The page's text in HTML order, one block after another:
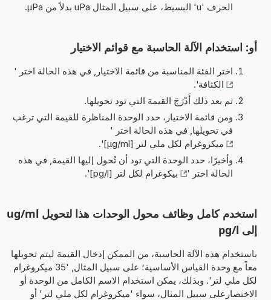
الحرف 'u' البسيط، على سبيل المثال uPa بدلاً من µPa.
أو: استخدام الآلة الحاسبة مع قوائم الاختيار
اختر الفئة المناسبة من قائمة الاختيار, في هذه الحالة اختر '
الكثافة'.
ثم بعد ذلك أَدْرَجَ القيمة التي تود تحويلها.
ومن قائمة الاختيار، حدد الوحدة المناظرة للقيمة التي ترغب
في تحويلها, في هذه الحالة اختر '
ميكروغرام لكل ملي لتر [µg/ml]
'.
وأخيرًا، حدد الوحدة التي تود أن تُحول إليها القيمة, في هذه
الحالة اختر '
بيكوغرام لكل لتر [pg/l] '.
استخدم كامل وظائف محول الوحدات هذا لتحويل ug/ml
إلى pg/l
باستخدام هذه الآلة الحاسبة، من الممكن إدخال القيمة ليتم تحويلها
معاً مع وحدة القياس الأساسية؛ على سبيل المثال, '35 ميكروغرام
لكل ملي لتر'. وبذلك، يمكن استخدام الاسم الكامل من الوحدة أو
الاختصارعلى سبيل المثال، سواء 'ميكروغرام لكل ملي لتر' أو